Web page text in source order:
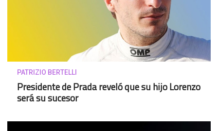
PATRIZIO BERTELLI
Presidente de Prada reveló que su hijo Lorenzo
será su sucesor